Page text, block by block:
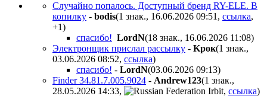
Случайно попалось. Доступный бренд RY-ELE. В
копилку - bodis(1 знак., 16.06.2026 09:51 , ссылка,
+1)
спасибо! LordN(18 знак., 16.06.2026 11:08)
Электронщик прислал рассылку - Kpoк(1 знак.,
03.06.2026 08:52, ссылка)
спасибо! - LordN(03.06.2026 09:13)
Finder 34.81.7.005.9024 - Andrew123(1 знак.,
28.05.2026 14:33, , ссылка)